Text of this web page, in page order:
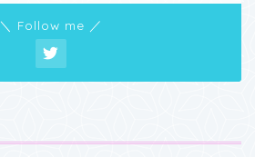
＼ Follow me ／